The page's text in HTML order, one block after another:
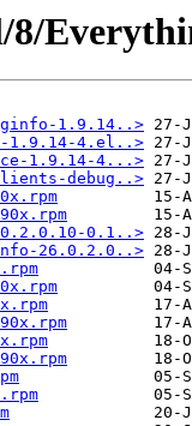
1.9.14..>
1.9.14-4.el..>
1.9.14-4...>
debug..>
0.1..>
26.0.2.0..>